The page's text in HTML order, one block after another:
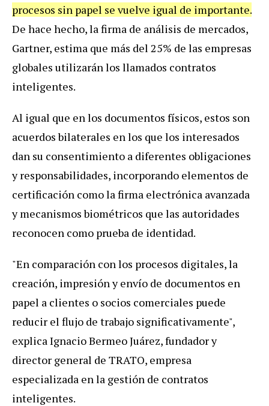
procesos sin papel se vuelve igual de importante.
De hace hecho, la firma de análisis de mercados,
Gartner, estima que más del 25% de las empresas
globales utilizarán los llamados contratos
inteligentes.
Al igual que en los documentos físicos, estos son
acuerdos bilaterales en los que los interesados
dan su consentimiento a diferentes obligaciones
y responsabilidades, incorporando elementos de
certificación como la firma electrónica avanzada
y mecanismos biométricos que las autoridades
reconocen como prueba de identidad.
"En comparación con los procesos digitales, la
creación, impresión y envío de documentos en
papel a clientes o socios comerciales puede
reducir el flujo de trabajo significativamente",
explica Ignacio Bermeo Juárez, fundador y
director general de TRATO, empresa
especializada en la gestión de contratos
inteligentes.